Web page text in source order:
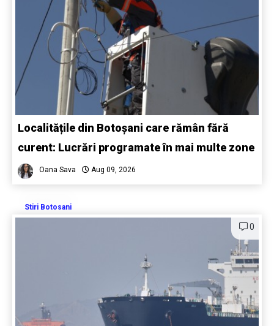
Localitățile din Botoșani care rămân fără
curent: Lucrări programate în mai multe zone
Oana Sava Aug 09, 2026
Stiri Botosani
0